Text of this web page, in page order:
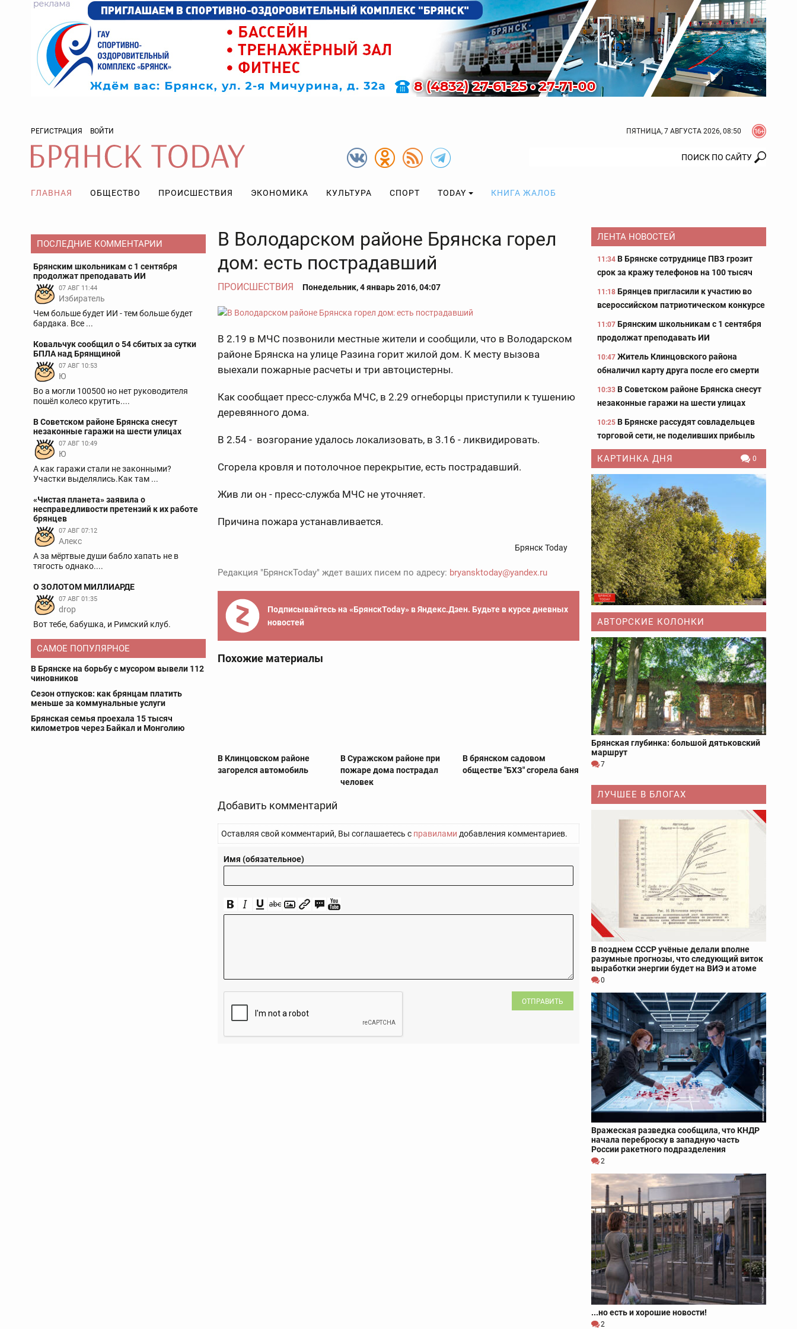
РЕГИСТРАЦИЯ ВОЙТИ ПЯТНИЦА, 7 АВГУСТА 2026, 08:50
ГЛАВНАЯ ОБЩЕСТВО ПРОИСШЕСТВИЯ ЭКОНОМИКА КУЛЬТУРА СПОРТ TODAY КНИГА ЖАЛОБ
ПОСЛЕДНИЕ КОММЕНТАРИИ
Брянским школьникам с 1 сентября
продолжат преподавать ИИ
07 АВГ 11:44
Избиратель
Чем больше будет ИИ - тем больше будет
бардака. Все ...
Ковальчук сообщил о 54 сбитых за сутки
БПЛА над Брянщиной
07 АВГ 10:53
Ю
Во а могли 100500 но нет руководителя
пошёл колесо крутить....
В Советском районе Брянска снесут
незаконные гаражи на шести улицах
07 АВГ 10:49
Ю
А как гаражи стали не законными?
Участки выделялись.Как там ...
«Чистая планета» заявила о
несправедливости претензий к их работе
брянцев
07 АВГ 07:12
Aлекс
А за мёртвые души бабло хапать не в
тягость однако....
О ЗОЛОТОМ МИЛЛИАРДЕ
07 АВГ 01:35
drop
Вот тебе, бабушка, и Римский клуб.
САМОЕ ПОПУЛЯРНОЕ
В Брянске на борьбу с мусором вывели 112
чиновников
Сезон отпусков: как брянцам платить
меньше за коммунальные услуги
Брянская семья проехала 15 тысяч
километров через Байкал и Монголию
В Володарском районе Брянска горел
дом: есть пострадавший
ПРОИСШЕСТВИЯ Понедельник, 4 январь 2016, 04:07
В 2.19 в МЧС позвонили местные жители и сообщили, что в Володарском
районе Брянска на улице Разина горит жилой дом. К месту вызова
выехали пожарные расчеты и три автоцистерны.
Как сообщает пресс-служба МЧС, в 2.29 огнеборцы приступили к тушению
деревянного дома.
В 2.54 - возгорание удалось локализовать, в 3.16 - ликвидировать.
Сгорела кровля и потолочное перекрытие, есть пострадавший.
Жив ли он - пресс-служба МЧС не уточняет.
Причина пожара устанавливается.
Брянск Today
Редакция "БрянскToday" ждет ваших писем по адресу: bryansktoday@yandex.ru
Подписывайтесь на «БрянскToday» в Яндекс.Дзен. Будьте в курсе дневных
новостей
Похожие материалы
В Клинцовском районе
загорелся автомобиль
В Суражском районе при
пожаре дома пострадал
человек
В брянском садовом
обществе "БХЗ" сгорела баня
Добавить комментарий
Оставляя свой комментарий, Вы соглашаетесь с правилами добавления комментариев.
Имя (обязательное)
ОТПРАВИТЬ
ЛЕНТА НОВОСТЕЙ
11:34 В Брянске сотруднице ПВЗ грозит
срок за кражу телефонов на 100 тысяч
11:18 Брянцев пригласили к участию во
всероссийском патриотическом конкурсе
11:07 Брянским школьникам с 1 сентября
продолжат преподавать ИИ
10:47 Житель Клинцовского района
обналичил карту друга после его смерти
10:33 В Советском районе Брянска снесут
незаконные гаражи на шести улицах
10:25 В Брянске рассудят совладельцев
торговой сети, не поделивших прибыль
КАРТИНКА ДНЯ 0
АВТОРСКИЕ КОЛОНКИ
Брянская глубинка: большой дятьковский
маршрут
7
ЛУЧШЕЕ В БЛОГАХ
В позднем СССР учёные делали вполне
разумные прогнозы, что следующий виток
выработки энергии будет на ВИЭ и атоме
0
Вражеская разведка сообщила, что КНДР
начала переброску в западную часть
России ракетного подразделения
2
...но есть и хорошие новости!
2